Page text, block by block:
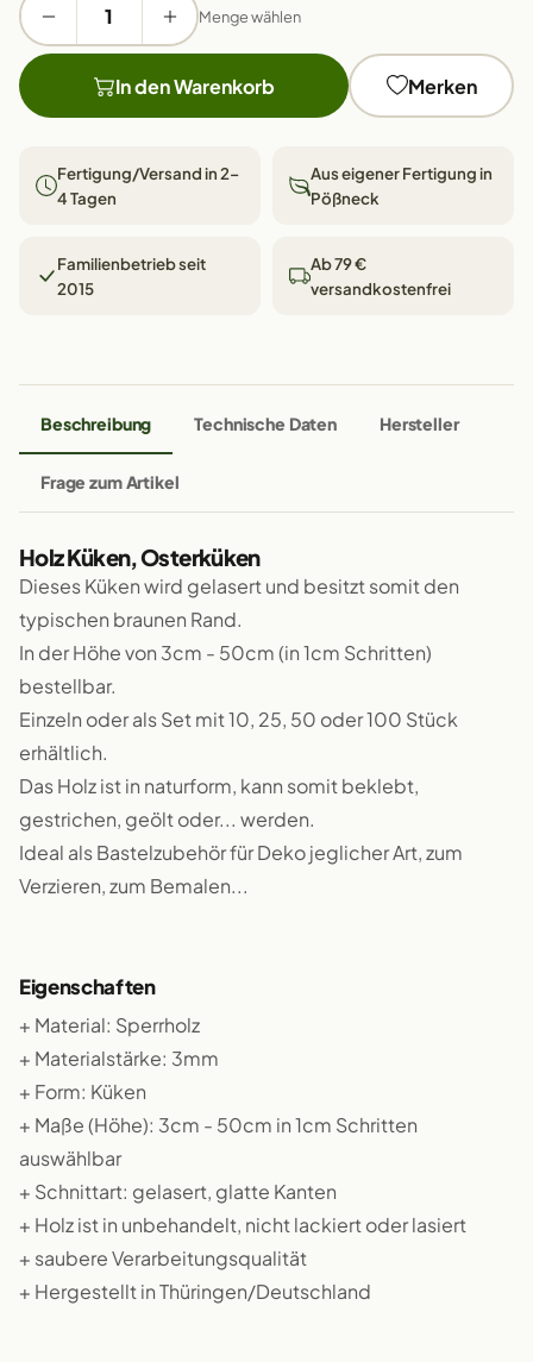
Menge wählen
In den Warenkorb Merken
Fertigung/Versand in 2–
4 Tagen
Aus eigener Fertigung in
Pößneck
Familienbetrieb seit
2015
Ab 79 €
versandkostenfrei
Beschreibung Technische Daten Hersteller
Frage zum Artikel
Holz Küken, Osterküken
Dieses Küken wird gelasert und besitzt somit den
typischen braunen Rand.
In der Höhe von 3cm - 50cm (in 1cm Schritten)
bestellbar.
Einzeln oder als Set mit 10, 25, 50 oder 100 Stück
erhältlich.
Das Holz ist in naturform, kann somit beklebt,
gestrichen, geölt oder... werden.
Ideal als Bastelzubehör für Deko jeglicher Art, zum
Verzieren, zum Bemalen...
Eigenschaften
+ Material: Sperrholz
+ Materialstärke: 3mm
+ Form: Küken
+ Maße (Höhe): 3cm - 50cm in 1cm Schritten
auswählbar
+ Schnittart: gelasert, glatte Kanten
+ Holz ist in unbehandelt, nicht lackiert oder lasiert
+ saubere Verarbeitungsqualität
+ Hergestellt in Thüringen/Deutschland